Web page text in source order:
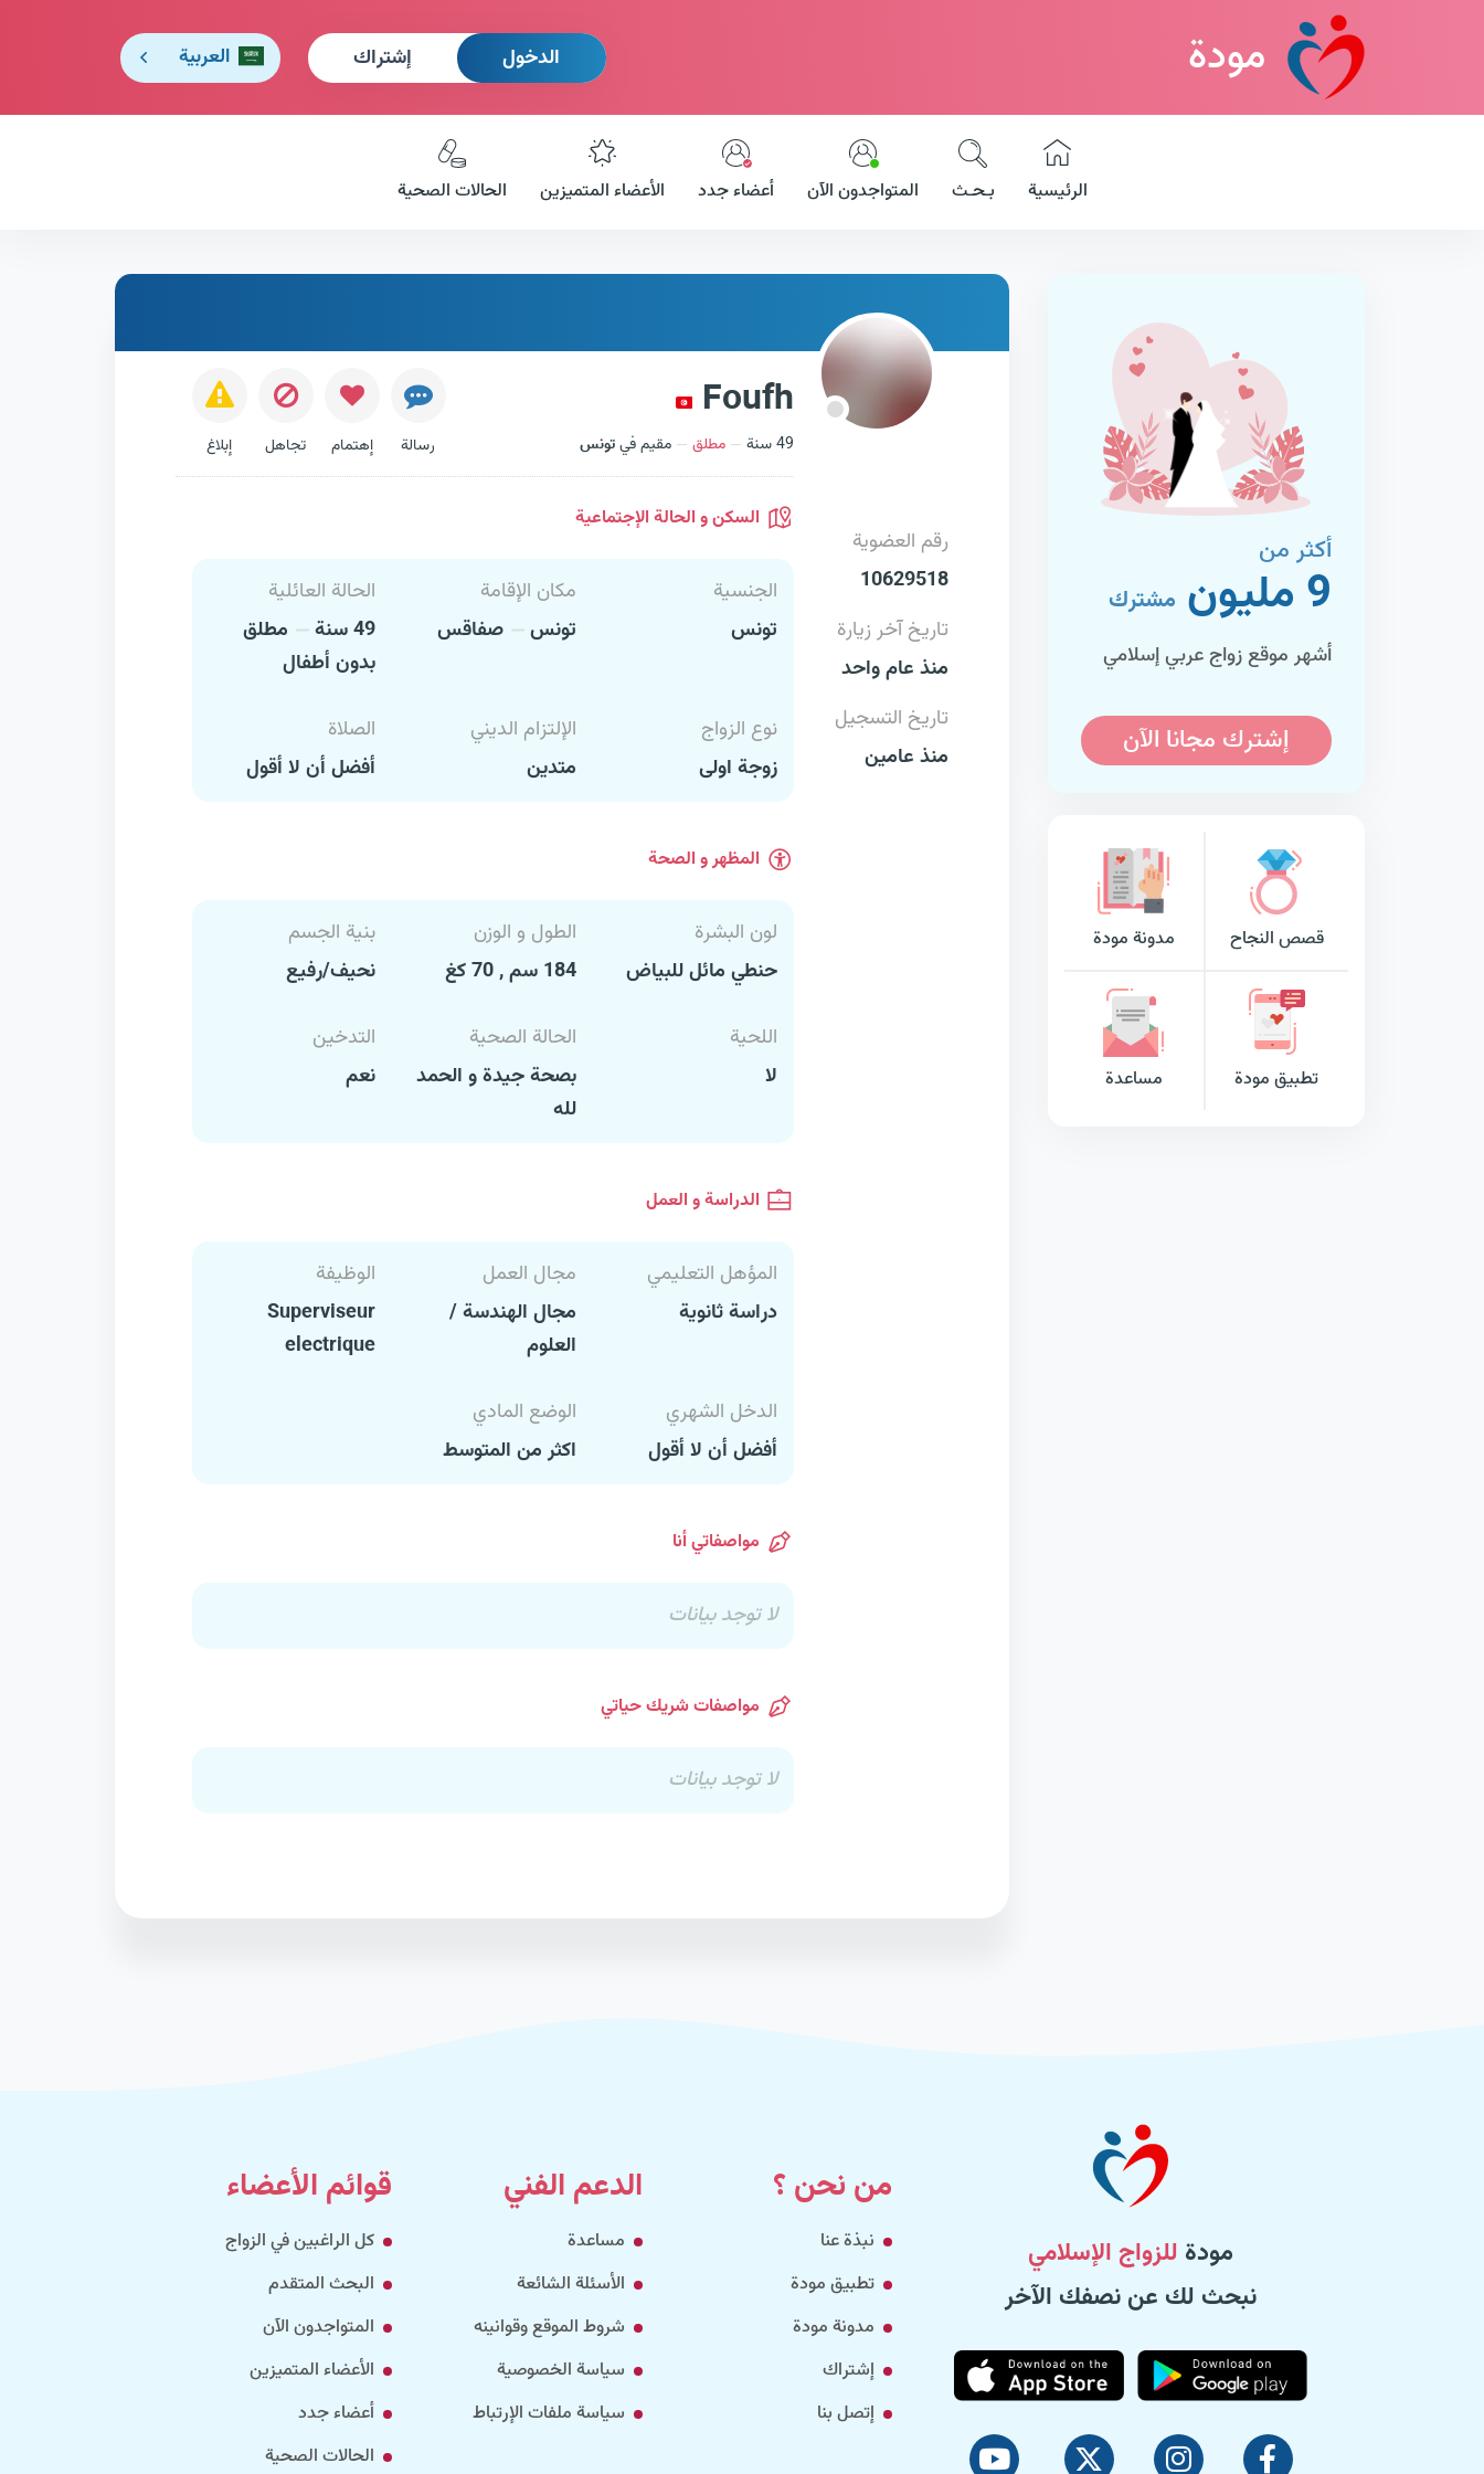
مودة الدخول إشتراك العربية
الرئيسية بـحـث المتواجدون الآن أعضاء جدد الأعضاء المتميزين الحالات الصحية
أكثر من
9 مليون مشترك
أشهر موقع زواج عربي إسلامي
إشترك مجانا الآن
قصص النجاح مدونة مودة
تطبيق مودة مساعدة
Foufh
49 سنة مطلق مقيم فيتونس رسالة إهتمام تجاهل إبلاغ
رقم العضوية
10629518
تاريخ آخر زيارة
منذ عام واحد
تاريخ التسجيل
منذ عامين
السكن و الحالة الإجتماعية
الجنسية
تونس
مكان الإقامة
تونس
صفاقس
الحالة العائلية
49 سنة
مطلق
بدون أطفال
نوع الزواج
زوجة اولى
الإلتزام الديني
متدين
الصلاة
أفضل أن لا أقول
المظهر و الصحة
لون البشرة
حنطي مائل للبياض
الطول و الوزن
184 سم , 70 كغ
بنية الجسم
نحيف/رفيع
اللحية
لا
الحالة الصحية
بصحة جيدة و الحمد
لله
التدخين
نعم
الدراسة و العمل
المؤهل التعليمي
دراسة ثانوية
مجال العمل
مجال الهندسة /
العلوم
الوظيفة
Superviseur
electrique
الدخل الشهري
أفضل أن لا أقول
الوضع المادي
اكثر من المتوسط
مواصفاتي أنا
لا توجد بيانات
مواصفات شريك حياتي
لا توجد بيانات
مودة للزواج الإسلامي
نبحث لك عن نصفك الآخر
من نحن ؟
نبذة عنا
تطبيق مودة
مدونة مودة
إشتراك
إتصل بنا
الدعم الفني
مساعدة
الأسئلة الشائعة
شروط الموقع وقوانينه
سياسة الخصوصية
سياسة ملفات الإرتباط
قوائم الأعضاء
كل الراغبين في الزواج
البحث المتقدم
المتواجدون الآن
الأعضاء المتميزين
أعضاء جدد
الحالات الصحية